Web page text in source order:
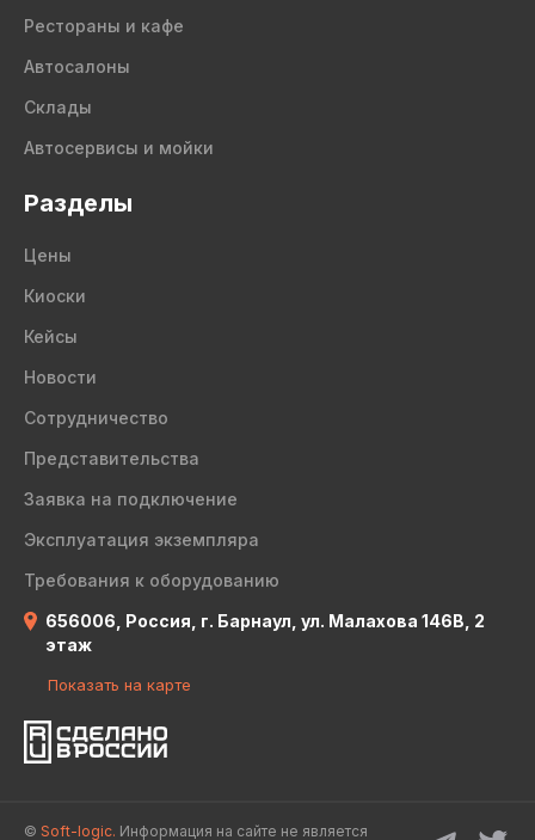
Рестораны и кафе
Автосалоны
Склады
Автосервисы и мойки
Разделы
Цены
Киоски
Кейсы
Новости
Сотрудничество
Представительства
Заявка на подключение
Эксплуатация экземпляра
Требования к оборудованию
656006, Россия, г. Барнаул, ул. Малахова 146В, 2
этаж
Показать на карте
© Soft-logic. Информация на сайте не является